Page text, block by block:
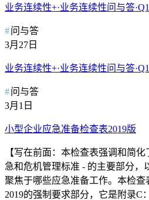
业务连续性+·业务连续性问与答
问与答
3月27日
业务连续性+·业务连续性问与答
问与答
3月1日
小型企业应急准备检查表2019版
【写在前面：本检查表强调和简化
急和危机管理标准 - 的主要部分，
聚焦于哪些应急准备工作。本检查
2019的强制要求部分，它是附录C